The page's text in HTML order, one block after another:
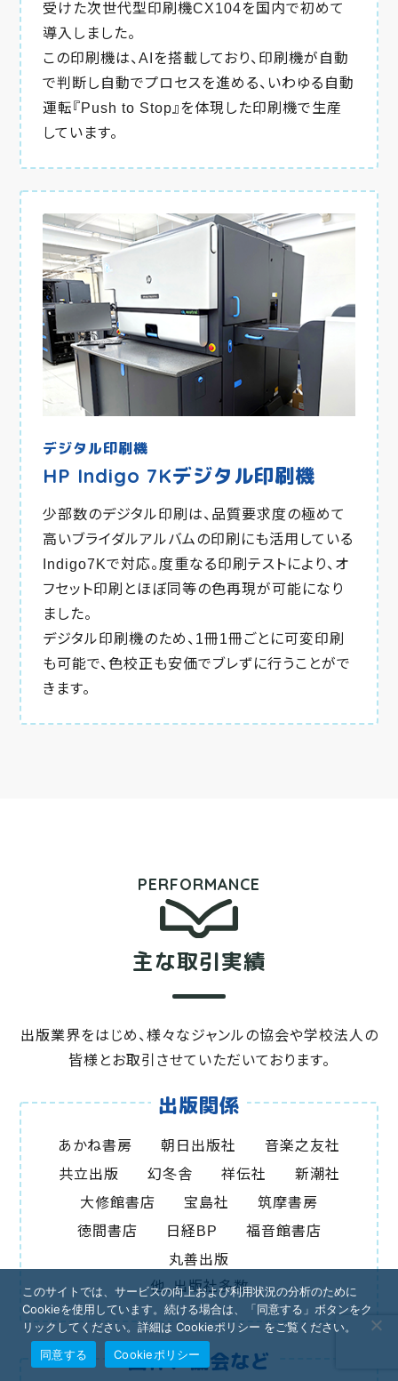
受けた次世代型印刷機CX104を国内で初めて
導入しました。
この印刷機は、AIを搭載しており、印刷機が自動
で判断し自動でプロセスを進める、いわゆる自動
運転『Push to Stop』を体現した印刷機で生産
しています。
デジタル印刷機
HP Indigo 7Kデジタル印刷機
少部数のデジタル印刷は、品質要求度の極めて
高いブライダルアルバムの印刷にも活用している
Indigo7Kで対応。度重なる印刷テストにより、オ
フセット印刷とほぼ同等の色再現が可能になり
ました。
デジタル印刷機のため、1冊1冊ごとに可変印刷
も可能で、色校正も安価でブレずに行うことがで
きます。
PERFORMANCE
主な取引実績
出版業界をはじめ、様々なジャンルの協会や学校法人の
皆様とお取引させて いただいております。
出版関係
あかね書房 朝日出版社
音楽之友社
共立出版
幻冬舎 祥伝社
新潮社
大修館書店
宝島社
筑摩書房
徳間書店
日経BP
福音館書店
丸善出版
他、出版社多数
団体、協会など
このサイトでは、サービスの向上および利用状況の分析のために
Cookieを使用しています。続ける場合は、「同意する」ボタンをク
リックしてください。詳細は Cookieポリシー をご覧ください。
同意する
Cookieポリシー